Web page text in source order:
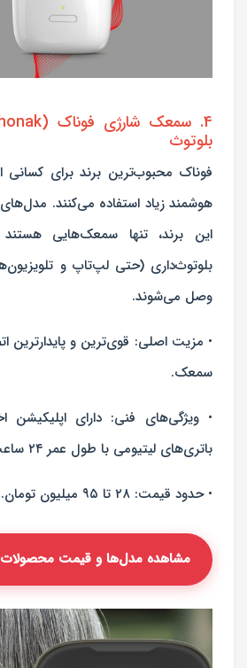
بلوتوث
فوناک محبوب‌ترین برند برای
این برند، تنها سمعک‌هایی
بلوتوث‌داری (حتی لپ‌تاپ و
وصل می‌شوند.
• مزیت اصلی: قوی‌ترین و پایدارترین
سمعک.
• ویژگی‌های فنی: دارای
باتری‌های لیتیومی با طول عمر ۲۴ ساعت.
• حدود قیمت: ۲۸ تا ۹۵ میلیون تومان.
مشاهده مدل‌ها و قیمت محصولات